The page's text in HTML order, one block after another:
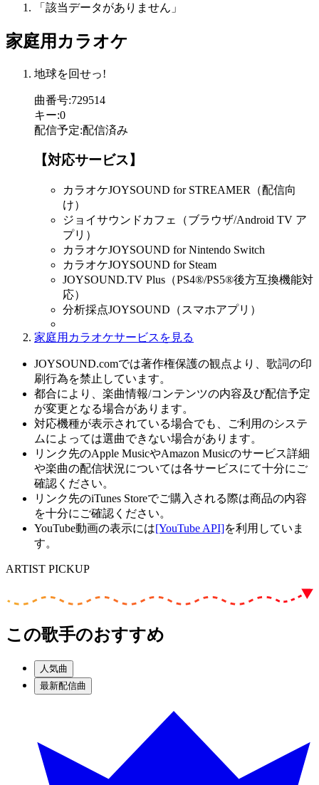
「該当データがありません」
家庭用カラオケ
地球を回せっ!
曲番号:729514
キー:0
配信予定:配信済み
【対応サービス】
カラオケJOYSOUND for STREAMER（配信向
け）
ジョイサウンドカフェ（ブラウザ/Android TV ア
プリ）
カラオケJOYSOUND for Nintendo Switch
カラオケJOYSOUND for Steam
JOYSOUND.TV Plus（PS4®/PS5®後方互換機能対
応）
分析採点JOYSOUND（スマホアプリ）
家庭用カラオケサービスを見る
JOYSOUND.comでは著作権保護の観点より、歌詞の印
刷行為を禁止しています。
都合により、楽曲情報/コンテンツの内容及び配信予定
が変更となる場合があります。
対応機種が表示されている場合でも、ご利用のシステ
ムによっては選曲できない場合があります。
リンク先のApple MusicやAmazon Musicのサービス詳細
や楽曲の配信状況については各サービスにて十分にご
確認ください。
リンク先のiTunes Storeでご購入される際は商品の内容
を十分にご確認ください。
YouTube動画の表示には[YouTube API]を利用していま
す。
ARTIST PICKUP
この歌手のおすすめ
人気曲
最新配信曲